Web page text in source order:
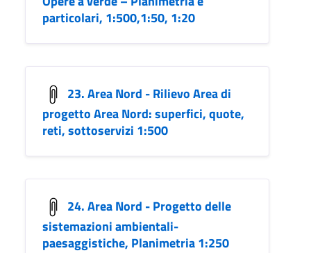
particolari, 1:500,1:50, 1:20
23. Area Nord - Rilievo Area di
progetto Area Nord: superfici, quote,
reti, sottoservizi 1:500
24. Area Nord - Progetto delle
sistemazioni ambientali-
paesaggistiche, Planimetria 1:250